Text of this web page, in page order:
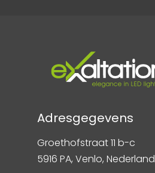
Adresgegevens
Groethofstraat 11 b-c
5916 PA, Venlo, Nederland